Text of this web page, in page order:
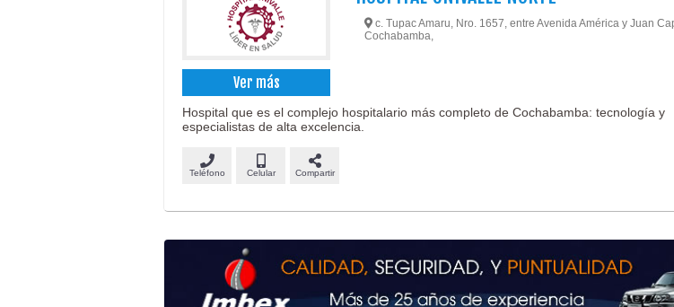
Ver más
c. Tupac Amaru, Nro. 1657, entre Avenida América y Juan
Cochabamba,
Hospital que es el complejo hospitalario más completo de Cochabamba: tecnología y
especialistas de alta excelencia.
Teléfono Celular Compartir